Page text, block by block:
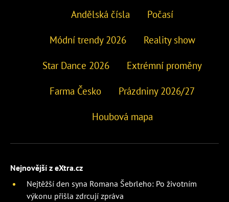
Andělská čísla Počasí
Módní trendy 2026 Reality show
Star Dance 2026 Extrémní proměny
Farma Česko Prázdniny 2026/27
Houbová mapa
Nejnovější z eXtra.cz
Nejtěžší den syna Romana Šebrleho: Po životním
výkonu přišla zdrcují zpráva